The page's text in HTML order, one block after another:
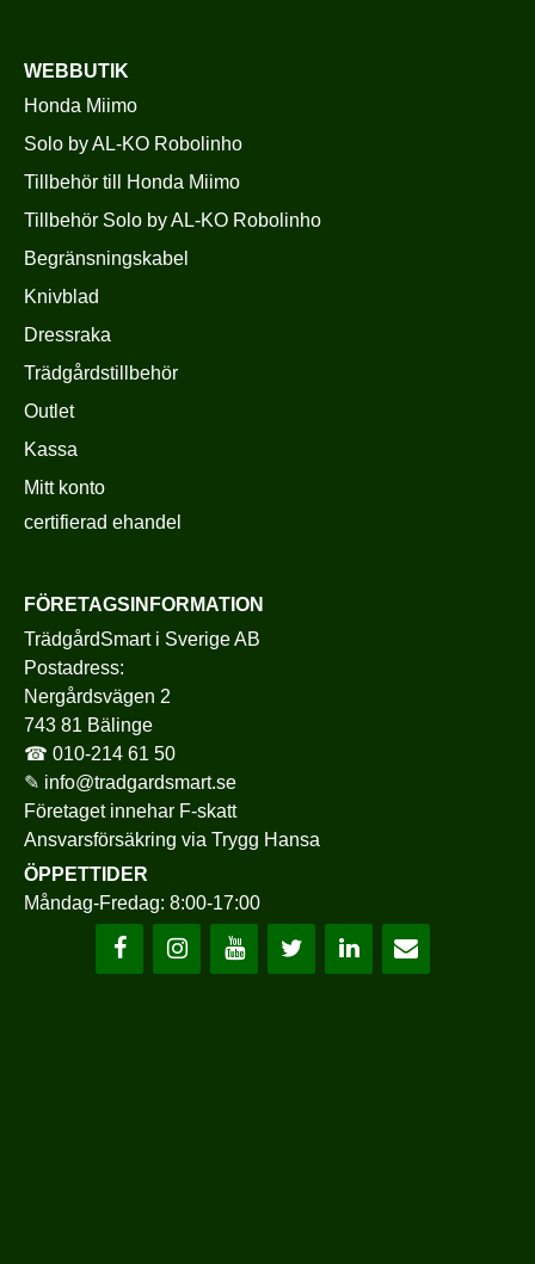
WEBBUTIK
Honda Miimo
Solo by AL-KO Robolinho
Tillbehör till Honda Miimo
Tillbehör Solo by AL-KO Robolinho
Begränsningskabel
Knivblad
Dressraka
Trädgårdstillbehör
Outlet
Kassa
Mitt konto
certifierad ehandel
FÖRETAGSINFORMATION
TrädgårdSmart i Sverige AB
Postadress:
Nergårdsvägen 2
743 81 Bälinge
☎ 010-214 61 50
✎ info@tradgardsmart.se
Företaget innehar F-skatt
Ansvarsförsäkring via Trygg Hansa
ÖPPETTIDER
Måndag-Fredag: 8:00-17:00